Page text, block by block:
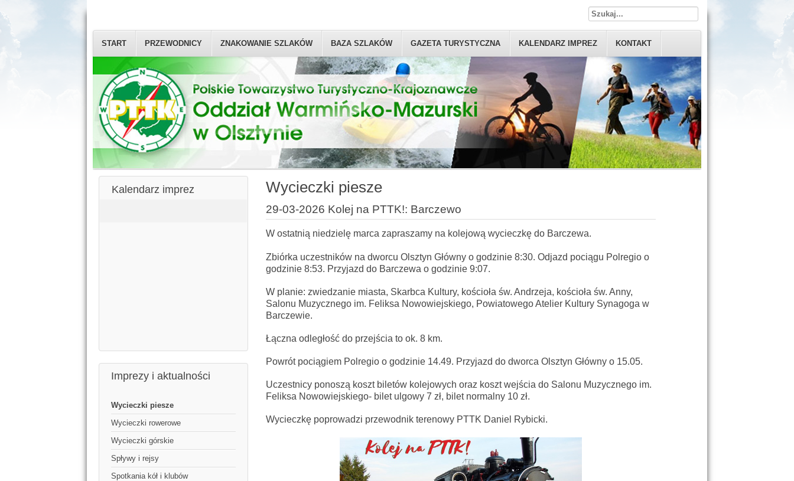
START PRZEWODNICY ZNAKOWANIE SZLAKÓW BAZA SZLAKÓW GAZETA TURYSTYCZNA KALENDARZ IMPREZ KONTAKT
Kalendarz imprez
Imprezy i aktualności
Wycieczki piesze
Wycieczki rowerowe
Wycieczki górskie
Spływy i rejsy
Spotkania kół i klubów
Wycieczki piesze
29-03-2026 Kolej na PTTK!: Barczewo
W ostatnią niedzielę marca zapraszamy na kolejową wycieczkę do Barczewa.
Zbiórka uczestników na dworcu Olsztyn Główny o godzinie 8:30. Odjazd pociągu Polregio o
godzinie 8:53. Przyjazd do Barczewa o godzinie 9:07.
W planie: zwiedzanie miasta, Skarbca Kultury, kościoła św. Andrzeja, kościoła św. Anny,
Salonu Muzycznego im. Feliksa Nowowiejskiego, Powiatowego Atelier Kultury Synagoga w
Barczewie.
Łączna odległość do przejścia to ok. 8 km.
Powrót pociągiem Polregio o godzinie 14.49. Przyjazd do dworca Olsztyn Główny o 15.05.
Uczestnicy ponoszą koszt biletów kolejowych oraz koszt wejścia do Salonu Muzycznego im.
Feliksa Nowowiejskiego- bilet ulgowy 7 zł, bilet normalny 10 zł.
Wycieczkę poprowadzi przewodnik terenowy PTTK Daniel Rybicki.